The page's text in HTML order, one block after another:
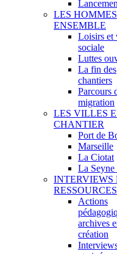
LES HOMMES
ENSEMBLE
Loisirs et
sociale
Luttes
La fin des
chantiers
Parcours
migration
LES VILLES
CHANTIER
Port de
Marseille
La Ciotat
La
INTERVIEWS
RESSOURCES
Actions
archives
création